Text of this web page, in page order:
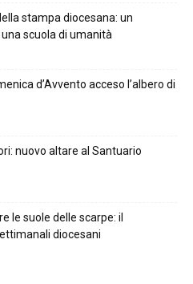
stampa diocesana: un
scuola di umanità
d’Avvento acceso l’albero di
nuovo altare al Santuario
le suole delle scarpe: il
diocesani